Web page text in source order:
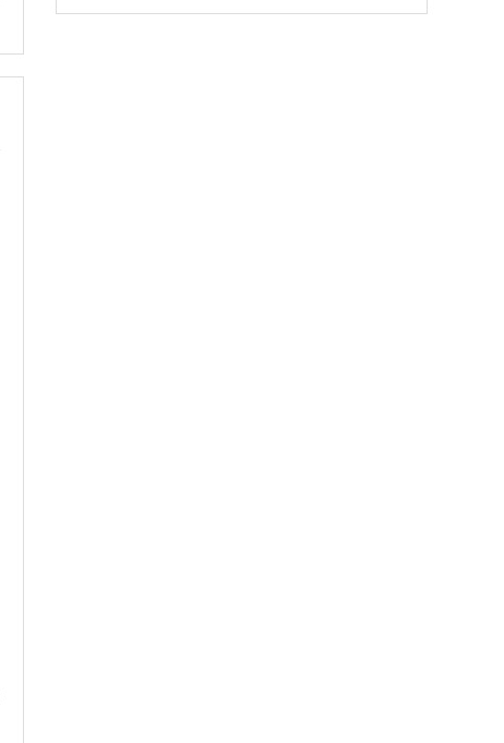
响；<&list>3.稳定器的转向胶套和球头